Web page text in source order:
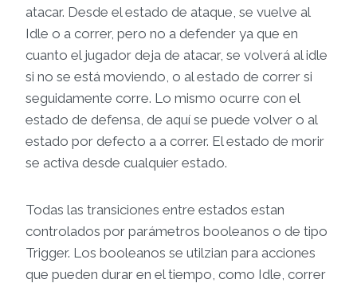
atacar. Desde el estado de ataque, se vuelve al
Idle o a correr, pero no a defender ya que en
cuanto el jugador deja de atacar, se volverá al idle
si no se está moviendo, o al estado de correr si
seguidamente corre. Lo mismo ocurre con el
estado de defensa, de aquí se puede volver o al
estado por defecto a a correr. El estado de morir
se activa desde cualquier estado.
Todas las transiciones entre estados estan
controlados por parámetros booleanos o de tipo
Trigger. Los booleanos se utilzian para acciones
que pueden durar en el tiempo, como Idle, correr